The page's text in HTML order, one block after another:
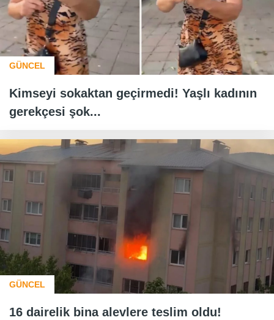
GÜNCEL
Kimseyi sokaktan geçirmedi! Yaşlı kadının
gerekçesi şok...
GÜNCEL
16 dairelik bina alevlere teslim oldu!